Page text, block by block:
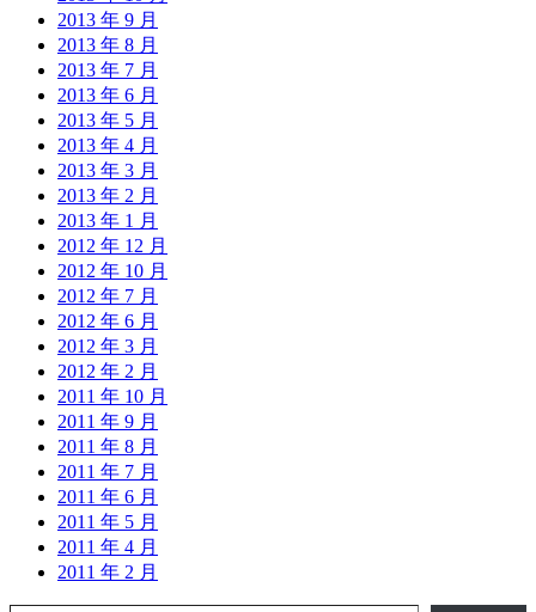
2013 年 9 月
2013 年 8 月
2013 年 7 月
2013 年 6 月
2013 年 5 月
2013 年 4 月
2013 年 3 月
2013 年 2 月
2013 年 1 月
2012 年 12 月
2012 年 10 月
2012 年 7 月
2012 年 6 月
2012 年 3 月
2012 年 2 月
2011 年 10 月
2011 年 9 月
2011 年 8 月
2011 年 7 月
2011 年 6 月
2011 年 5 月
2011 年 4 月
2011 年 2 月
输入您的电子邮件…